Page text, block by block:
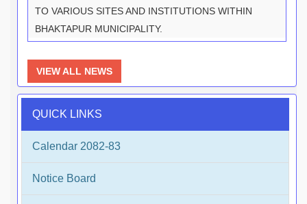
TO VARIOUS SITES AND INSTITUTIONS WITHIN
BHAKTAPUR MUNICIPALITY.
VIEW ALL NEWS
QUICK LINKS
Calendar 2082-83
Notice Board